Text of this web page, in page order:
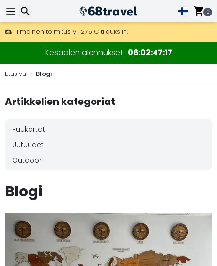
0
Ilmainen toimitus yli 275 € tilauksiin.
Mahdollisuus lähettää DHL Express -lähetyksenä (toimitus 24
30 päivää palautukseen, 90 päivää puukarttoihin ja koristeisiin.
Kesäalen alennukset 06024715
Etusivu Blogi
Artikkelien kategoriat
Puukartat
Uutuudet
Outdoor
Blogi
Etsi